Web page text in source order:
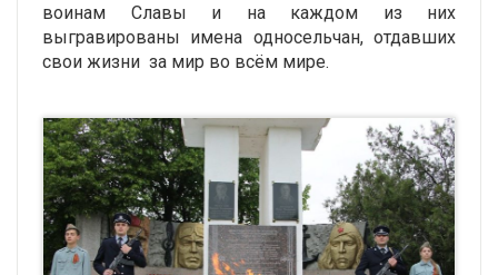
воинам Славы и на каждом из них
выгравированы имена односельчан, отдавших
свои жизни за мир во всём мире.